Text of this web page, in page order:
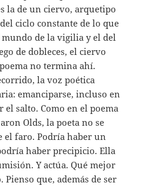
la de un ciervo, arquetipo
ciclo constante de lo que
de la vigilia y el del
de dobleces, el ciervo
no termina ahí.
la voz poética
emanciparse, incluso en
salto. Como en el poema
Olds, la poeta no se
el faro. Podría haber un
haber precipicio. Ella
Y actúa. Qué mejor
que, además de ser